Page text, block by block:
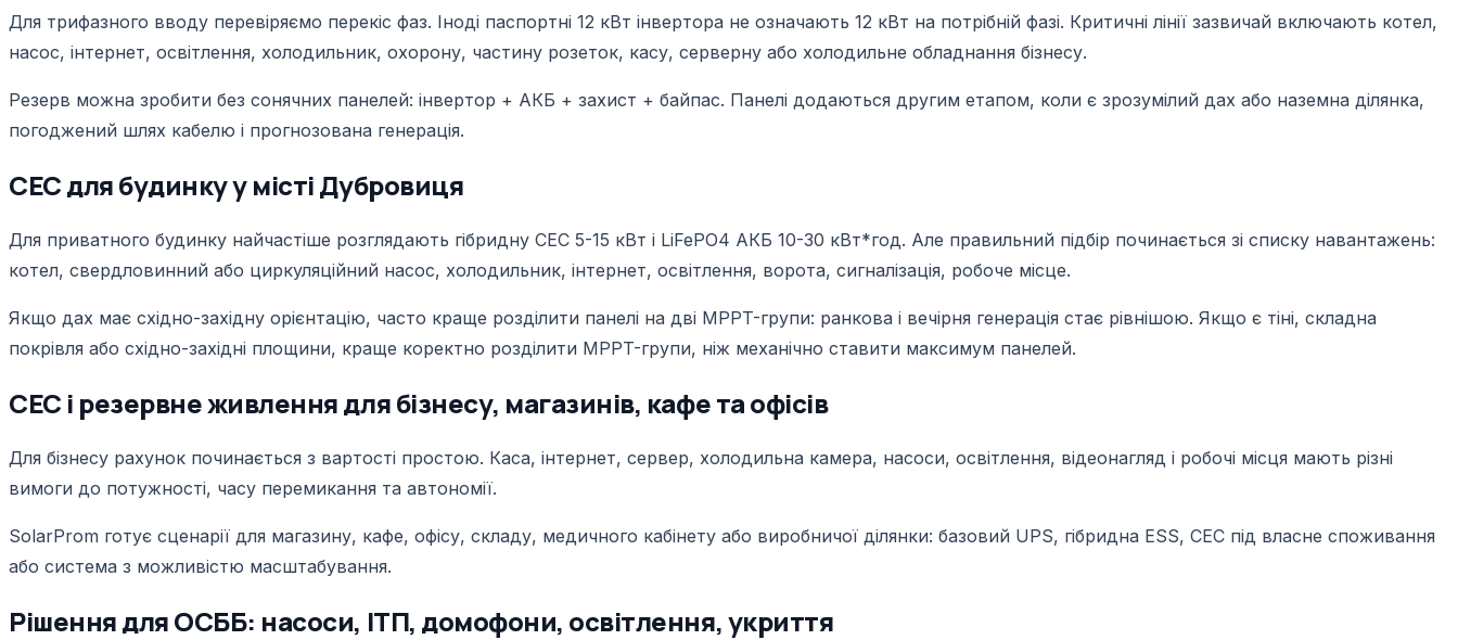
Для трифазного вводу перевіряємо перекіс фаз. Іноді паспортні 12 кВт інвертора не означають 12 кВт на потрібній фазі. Критичні лінії зазвичай включають котел,
насос, інтернет, освітлення, холодильник, охорону, частину розеток, касу, серверну або холодильне обладнання бізнесу.
Резерв можна зробити без сонячних панелей: інвертор + АКБ + захист + байпас. Панелі додаються другим етапом, коли є зрозумілий дах або наземна ділянка,
погоджений шлях кабелю і прогнозована генерація.
СЕС для будинку у місті Дубровиця
Для приватного будинку найчастіше розглядають гібридну СЕС 5-15 кВт і LiFePO4 АКБ 10-30 кВт*год. Але правильний підбір починається зі списку навантажень:
котел, свердловинний або циркуляційний насос, холодильник, інтернет, освітлення, ворота, сигналізація, робоче місце.
Якщо дах має східно-західну орієнтацію, часто краще розділити панелі на дві MPPT-групи: ранкова і вечірня генерація стає рівнішою. Якщо є тіні, складна
покрівля або східно-західні площини, краще коректно розділити MPPT-групи, ніж механічно ставити максимум панелей.
СЕС і резервне живлення для бізнесу, магазинів, кафе та офісів
Для бізнесу рахунок починається з вартості простою. Каса, інтернет, сервер, холодильна камера, насоси, освітлення, відеонагляд і робочі місця мають різні
вимоги до потужності, часу перемикання та автономії.
SolarProm готує сценарії для магазину, кафе, офісу, складу, медичного кабінету або виробничої ділянки: базовий UPS, гібридна ESS, СЕС під власне споживання
або система з можливістю масштабування.
Рішення для ОСББ: насоси, ІТП, домофони, освітлення, укриття